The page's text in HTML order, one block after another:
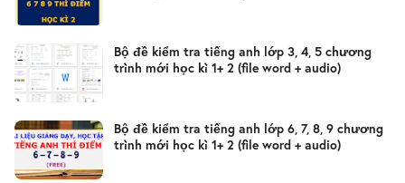
Bộ đề kiểm tra tiếng anh lớp 3, 4, 5 chương
trình mới học kì 1+ 2 (file word + audio)
Bộ đề kiểm tra tiếng anh lớp 6, 7, 8, 9 chương
trình mới học kì 1+ 2 (file word + audio)